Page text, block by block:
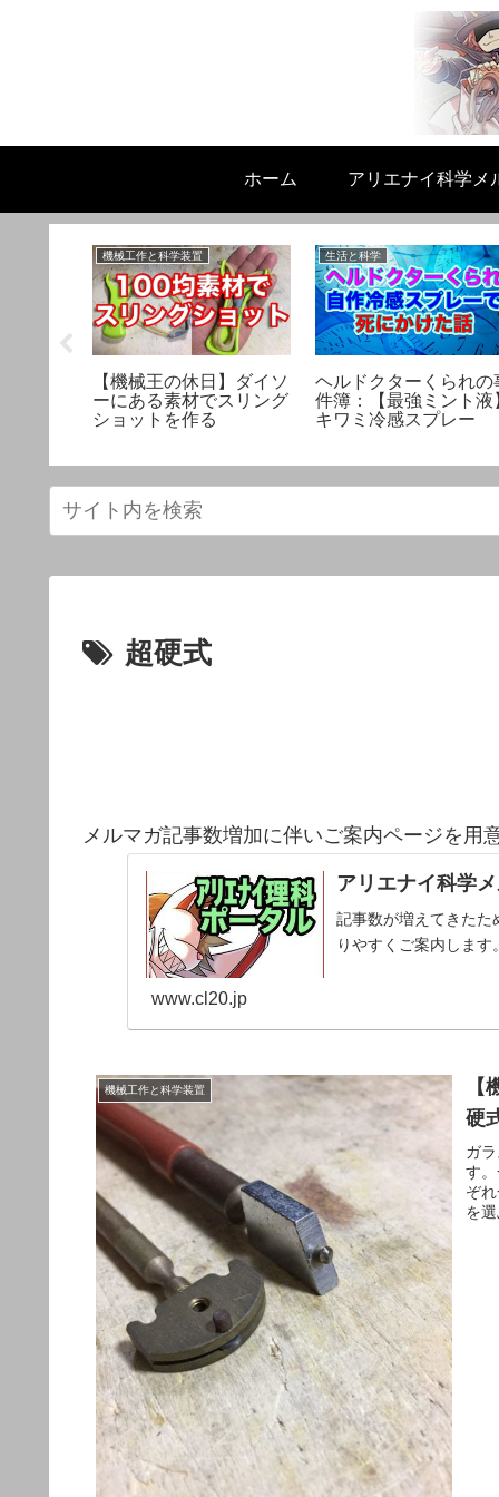
ホーム アリエナイ科学メ
機械工作と科学装置
【機械王の休日】ダイソ
ーにある素材でスリング
ショットを作る
生活と科学
ヘルドクターくられの
件簿：【最強ミント液
キワミ冷感スプレー
超硬式
メルマガ記事数増加に伴いご案内ページを用
アリエナイ科学
記事数が増えてきたた
りやすくご案内します
www.cl20.jp
機械工作と科学装置
硬
ガ
す
ぞ
を